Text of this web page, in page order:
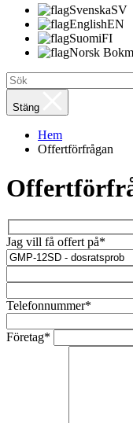
SvenskaSV
EnglishEN
SuomiFI
Norsk
Stäng
Hem
Offertförfrågan
Jag vill få offert på*
Telefonnummer*
Företag*